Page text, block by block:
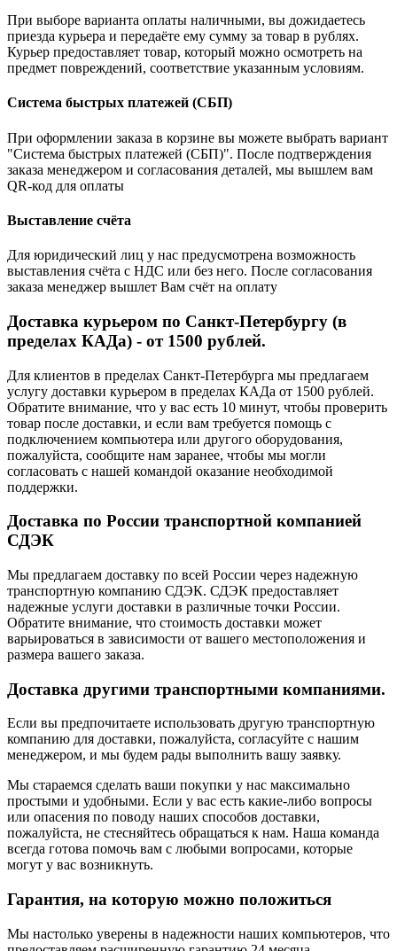
При выборе варианта оплаты наличными, вы дожидаетесь
приезда курьера и передаёте ему сумму за товар в рублях.
Курьер предоставляет товар, который можно осмотреть на
предмет повреждений, соответствие указанным условиям.
Система быстрых платежей (СБП)
При оформлении заказа в корзине вы можете выбрать вариант
"Система быстрых платежей (СБП)". После подтверждения
заказа менеджером и согласования деталей, мы вышлем вам
QR-код для оплаты
Выставление счёта
Для юридический лиц у нас предусмотрена возможность
выставления счёта с НДС или без него. После согласования
заказа менеджер вышлет Вам счёт на оплату
Доставка курьером по Санкт-Петербургу (в
пределах КАДа) - от 1500 рублей.
Для клиентов в пределах Санкт-Петербурга мы предлагаем
услугу доставки курьером в пределах КАДа от 1500 рублей.
Обратите внимание, что у вас есть 10 минут, чтобы проверить
товар после доставки, и если вам требуется помощь с
подключением компьютера или другого оборудования,
пожалуйста, сообщите нам заранее, чтобы мы могли
согласовать с нашей командой оказание необходимой
поддержки.
Доставка по России транспортной компанией
СДЭК
Мы предлагаем доставку по всей России через надежную
транспортную компанию СДЭК. СДЭК предоставляет
надежные услуги доставки в различные точки России.
Обратите внимание, что стоимость доставки может
варьироваться в зависимости от вашего местоположения и
размера вашего заказа.
Доставка другими транспортными компаниями.
Если вы предпочитаете использовать другую транспортную
компанию для доставки, пожалуйста, согласуйте с нашим
менеджером, и мы будем рады выполнить вашу заявку.
Мы стараемся сделать ваши покупки у нас максимально
простыми и удобными. Если у вас есть какие-либо вопросы
или опасения по поводу наших способов доставки,
пожалуйста, не стесняйтесь обращаться к нам. Наша команда
всегда готова помочь вам с любыми вопросами, которые
могут у вас возникнуть.
Гарантия, на которую можно положиться
Мы настолько уверены в надежности наших компьютеров, что